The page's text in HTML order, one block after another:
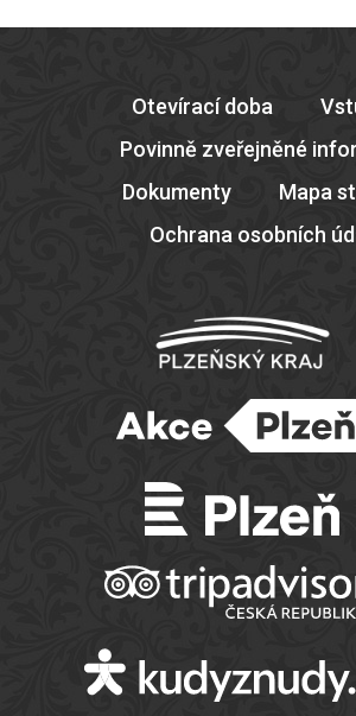
Otevírací doba
Povinně zveřejněné
Dokumenty
Mapa
Ochrana osobních